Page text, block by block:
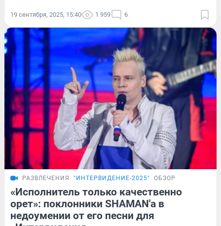
19 сентября, 2025, 15:40 1 959 6
РАЗВЛЕЧЕНИЯ "ИНТЕРВИДЕНИЕ-2025" ОБЗОР
«Исполнитель только качественно
орет»: поклонники SHAMAN'а в
недоумении от его песни для